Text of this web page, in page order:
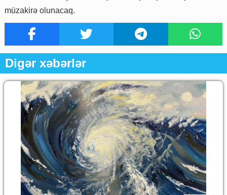
müzakirə olunacaq.
Digər xəbərlər